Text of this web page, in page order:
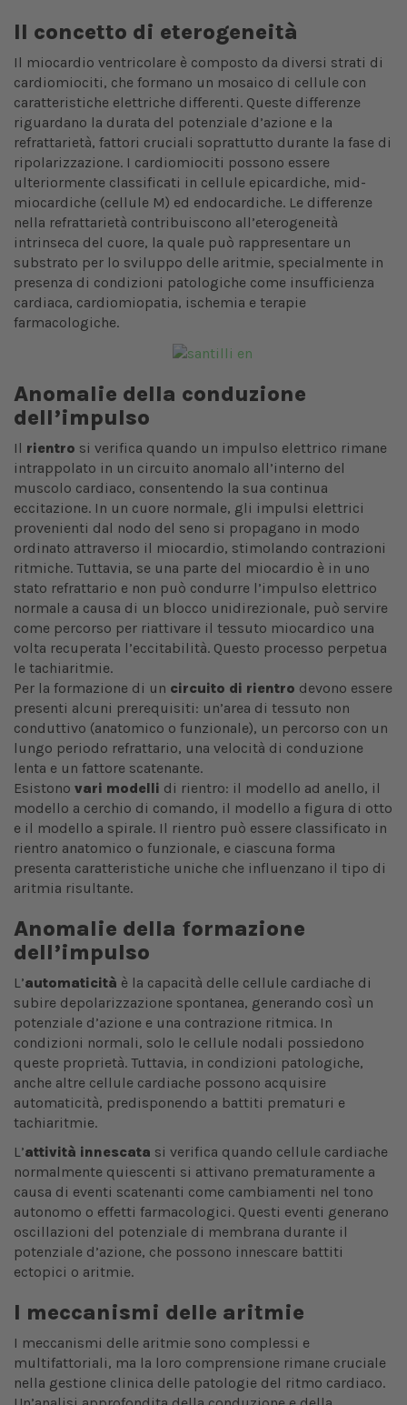
Il concetto di eterogeneità
Il miocardio ventricolare è composto da diversi strati di
cardiomiociti, che formano un mosaico di cellule con
caratteristiche elettriche differenti. Queste differenze
riguardano la durata del potenziale d’azione e la
refrattarietà, fattori cruciali soprattutto durante la fase di
ripolarizzazione. I cardiomiociti possono essere
ulteriormente classificati in cellule epicardiche, mid-
miocardiche (cellule M) ed endocardiche. Le differenze
nella refrattarietà contribuiscono all’eterogeneità
intrinseca del cuore, la quale può rappresentare un
substrato per lo sviluppo delle aritmie, specialmente in
presenza di condizioni patologiche come insufficienza
cardiaca, cardiomiopatia, ischemia e terapie
farmacologiche.
Anomalie della conduzione
dell’impulso
Il rientro si verifica quando un impulso elettrico rimane
intrappolato in un circuito anomalo all’interno del
muscolo cardiaco, consentendo la sua continua
eccitazione. In un cuore normale, gli impulsi elettrici
provenienti dal nodo del seno si propagano in modo
ordinato attraverso il miocardio, stimolando contrazioni
ritmiche. Tuttavia, se una parte del miocardio è in uno
stato refrattario e non può condurre l’impulso elettrico
normale a causa di un blocco unidirezionale, può servire
come percorso per riattivare il tessuto miocardico una
volta recuperata l’eccitabilità. Questo processo perpetua
le tachiaritmie.
Per la formazione di un circuito di rientro devono essere
presenti alcuni prerequisiti: un’area di tessuto non
conduttivo (anatomico o funzionale), un percorso con un
lungo periodo refrattario, una velocità di conduzione
lenta e un fattore scatenante.
Esistono vari modelli di rientro: il modello ad anello, il
modello a cerchio di comando, il modello a figura di otto
e il modello a spirale. Il rientro può essere classificato in
rientro anatomico o funzionale, e ciascuna forma
presenta caratteristiche uniche che influenzano il tipo di
aritmia risultante.
Anomalie della formazione
dell’impulso
L’automaticità è la capacità delle cellule cardiache di
subire depolarizzazione spontanea, generando così un
potenziale d’azione e una contrazione ritmica. In
condizioni normali, solo le cellule nodali possiedono
queste proprietà. Tuttavia, in condizioni patologiche,
anche altre cellule cardiache possono acquisire
automaticità, predisponendo a battiti prematuri e
tachiaritmie.
L’attività innescata si verifica quando cellule cardiache
normalmente quiescenti si attivano prematuramente a
causa di eventi scatenanti come cambiamenti nel tono
autonomo o effetti farmacologici. Questi eventi generano
oscillazioni del potenziale di membrana durante il
potenziale d’azione, che possono innescare battiti
ectopici o aritmie.
I meccanismi delle aritmie
I meccanismi delle aritmie sono complessi e
multifattoriali, ma la loro comprensione rimane cruciale
nella gestione clinica delle patologie del ritmo cardiaco.